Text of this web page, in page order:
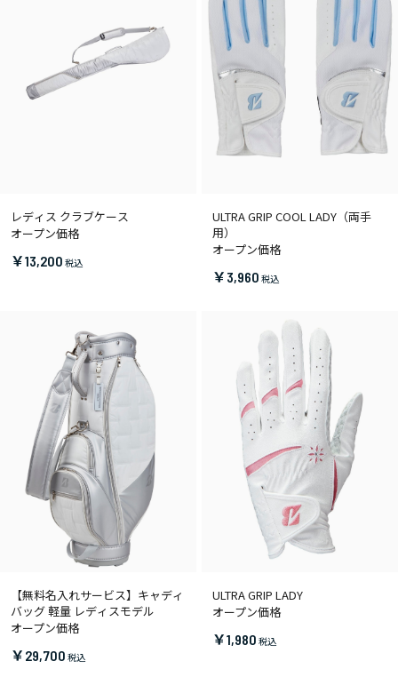
レディス クラブケース
オープン価格
￥13,200
ULTRA GRIP COOL LADY（両手
用）
オープン価格
￥3,960
【無料名入れサービス】キャディ
バッグ 軽量 レディスモデル
オープン価格
￥29,700
ULTRA GRIP LADY
オープン価格
￥1,980